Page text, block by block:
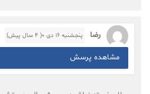
رضا پنجشنبه ۱۶ دی ۰( 4 سال پیش)
مشاهده پرسش